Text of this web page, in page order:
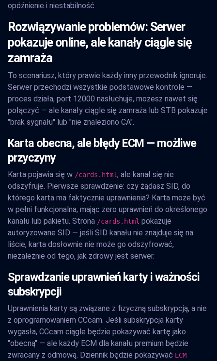
opóźnienie i niestabilność.
Rozwiązywanie problemów: Serwer
pokazuje online, ale kanały ciągle się
zamraża
To scenariusz, który prawie każdy inny przewodnik ignoruje.
Serwer przechodzi wszystkie podstawowe kontrole —
proces działa, port 12000 nasłuchuje, możesz nawet się
połączyć — ale kanały ciągle się zamraża lub STB pokazuje
"brak sygnału" lub "nie znaleziono CA".
Karta obecna, ale błędy ECM — możliwe
przyczyny
Karta pojawia się w /cards.html, ale kanał się nie
odszyfruje. Pierwsze sprawdzenie: czy żądasz SID, do
którego karta ma faktycznie uprawnienia? Karta może być
w pełni funkcjonalna, mając zero uprawnień do określonego
kanału lub pakietu. Strona /cards.html pokazuje
autoryzowane SID — jeśli SID kanału nie znajduje się na
liście, karta dosłownie nie może go odszyfrować,
niezależnie od tego, jak zdrowy jest serwer.
Sprawdzanie uprawnień karty i ważności
subskrypcji
Uprawnienia karty są związane z fizyczną subskrypcją, a nie
z oprogramowaniem CCcam. Jeśli subskrypcja karty
wygasła, CCcam ciągle będzie pokazywać kartę jako
"obecną" — ale każdy ECM dla kanału premium będzie
zwracany z odmową. Dziennik będzie pokazywać ECM